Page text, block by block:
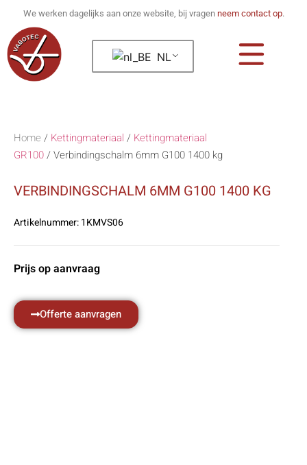
We werken dagelijks aan onze website, bij vragen neem contact op.
NL
Home / Kettingmateriaal / Kettingmateriaal
GR100/Verbindingschalm 6mm G100 1400 kg
VERBINDINGSCHALM 6MM G100 1400 KG
Artikelnummer:1KMVS06
Prijs op aanvraag
Offerte aanvragen